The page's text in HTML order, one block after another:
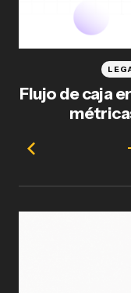
Flujo de caja